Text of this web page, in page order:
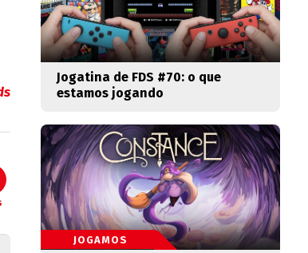
Jogatina de FDS #70: o que
estamos jogando
JOGAMOS